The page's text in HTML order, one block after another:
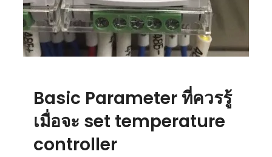
Basic Parameter ที่ควรรู้
เมื่อจะ set temperature
controller